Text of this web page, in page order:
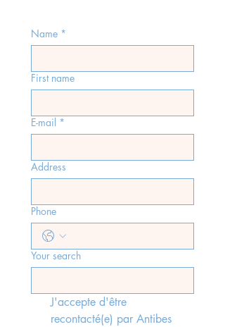
Name *
First name
E-mail *
Address
Phone
Your search
J'accepte d'être
recontacté(e) par Antibes